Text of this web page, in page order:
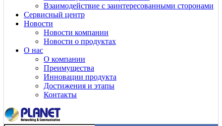
Взаимодействие с заинтересованными сторонами
Сервисный центр
Новости
Новости компании
Новости о продуктах
О нас
О компании
Преимущества
Инновации продукта
Достижения и этапы
Контакты